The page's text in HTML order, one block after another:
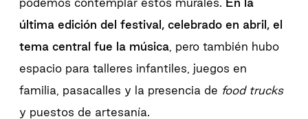
última edición del festival, celebrado en abril, el
tema central fue la música, pero también hubo
espacio para talleres infantiles, juegos en
familia, pasacalles y la presencia de food trucks
y puestos de artesanía.